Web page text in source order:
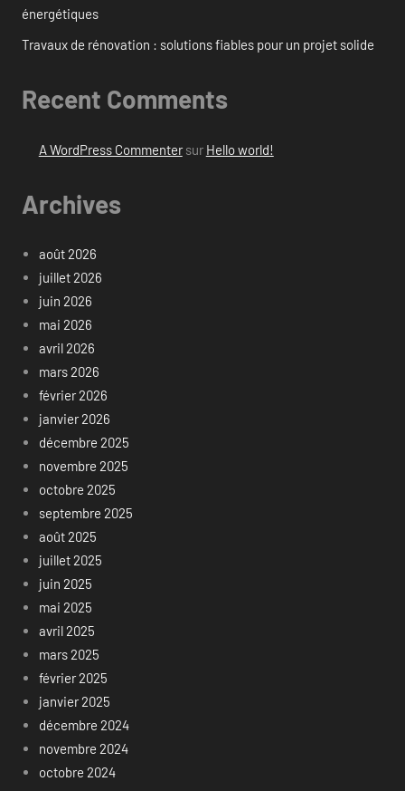
énergétiques
Travaux de rénovation : solutions fiables pour un projet solide
Recent Comments
A WordPress Commentersur Hello world!
Archives
août 2026
juillet 2026
juin 2026
mai 2026
avril 2026
mars 2026
février 2026
janvier 2026
décembre 2025
novembre 2025
octobre 2025
septembre 2025
août 2025
juillet 2025
juin 2025
mai 2025
avril 2025
mars 2025
février 2025
janvier 2025
décembre 2024
novembre 2024
octobre 2024